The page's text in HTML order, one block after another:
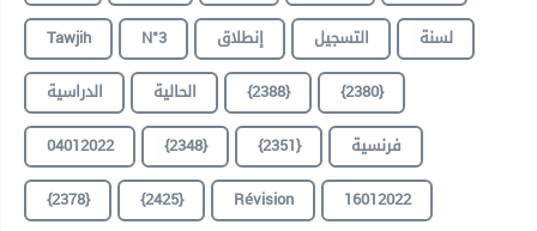
Tawjih
N°3 إنطلاق التسجيل
لسنة
الدراسية
الحالية {2388}
{2380}
04012022
{2348} {2351}
فرنسية
{2378}
{2425} Révision
16012022